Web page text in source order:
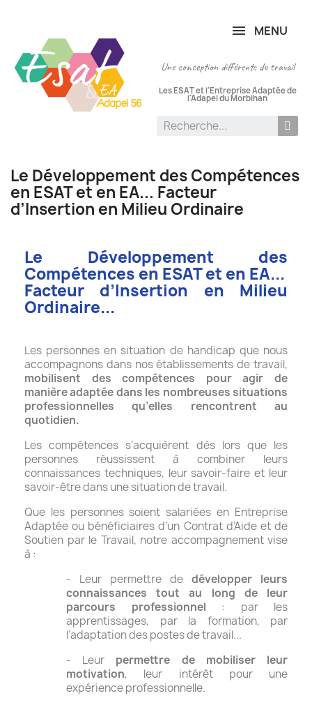
MENU
Une conception différente du travail
Les ESAT et l'Entreprise Adaptée de
l'Adapei du Morbihan
Le Développement des Compétences
en ESAT et en EA... Facteur
d’Insertion en Milieu Ordinaire
Le Développement des
Compétences en ESAT et en EA...
Facteur d’Insertion en Milieu
Ordinaire...
Les personnes en situation de handicap que nous
accompagnons dans nos établissements de travail,
mobilisent des compétences pour agir de
manière adaptée dans les nombreuses situations
professionnelles qu’elles rencontrent au
quotidien.
Les compétences s’acquièrent dès lors que les
personnes réussissent à combiner leurs
connaissances techniques, leur savoir-faire et leur
savoir-être dans une situation de travail.
Que les personnes soient salariées en Entreprise
Adaptée ou bénéficiaires d’un Contrat d’Aide et de
Soutien par le Travail, notre accompagnement vise
à :
- Leur permettre de développer leurs
connaissances tout au long de leur
parcours professionnel : par les
apprentissages, par la formation, par
l’adaptation des postes de travail...
- Leur permettre de mobiliser leur
motivation, leur intérêt pour une
expérience professionnelle.